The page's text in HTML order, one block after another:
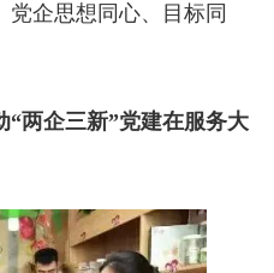
企思想同心、目标同
“两企三新”党建在服务大